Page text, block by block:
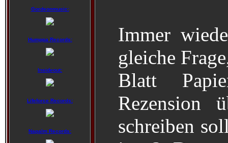
Gordeonmusic:
Humppa Records:
Insideout:
Lifeforce Records:
Napalm Records:
Immer
gleiche
Blatt
Rezension
schreiben